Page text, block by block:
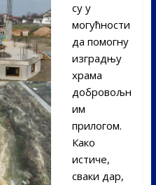
су у
могућности
да помогну
изградњу
храма
добровољн
им
прилогом.
Како
истиче,
сваки дар,